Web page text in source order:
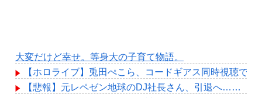
大変だけど幸せ。等身大の子育て物語。
【ホロライブ】兎田ぺこら、コードギアス同時視聴で
【悲報】元レペゼン地球のDJ社長さん、引退へ……